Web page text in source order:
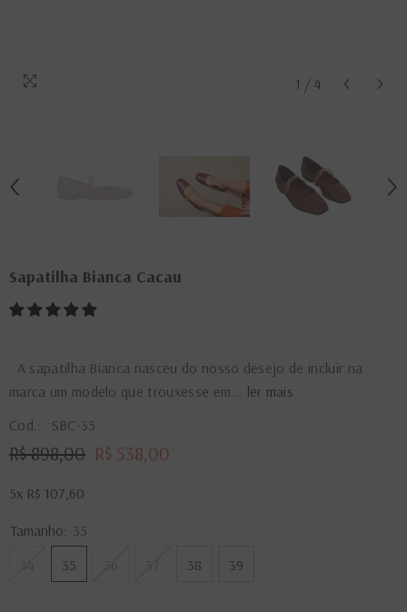
1 / 4
Sapatilha Bianca Cacau
A sapatilha Bianca nasceu do nosso desejo de incluir na
marca um modelo que trouxesse em... ler mais
Cod.:
SBC-35
R$ 898,00 R$ 538,00
5x R$ 107,60
Tamanho: 35
35 38 39